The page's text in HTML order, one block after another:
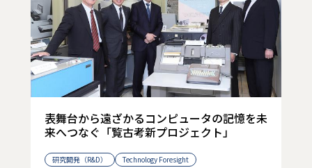
表舞台から遠ざかるコンピュータの記憶を未
来へつなぐ「覧古考新プロジェクト」
研究開発（R&D） Technology Foresight